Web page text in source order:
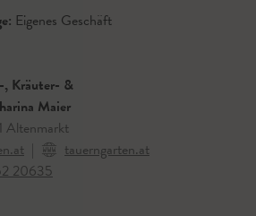
Eigenes Geschäft
, Kräuter- &
Maier
Altenmarkt
|
tauerngarten.at
20635